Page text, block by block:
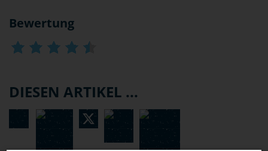
Bewertung
DIESEN ARTIKEL ...